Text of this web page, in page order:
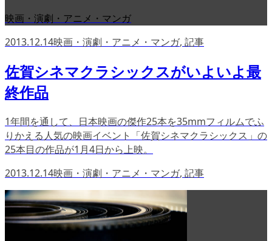
映画・演劇・アニメ・マンガ
2013.12.14映画・演劇・アニメ・マンガ, 記事
佐賀シネマクラシックスがいよいよ最
終作品
1年間を通して、日本映画の傑作25本を35mmフィルムでふ
りかえる人気の映画イベント「佐賀シネマクラシックス」の
25本目の作品が1月4日から上映。
2013.12.14映画・演劇・アニメ・マンガ, 記事